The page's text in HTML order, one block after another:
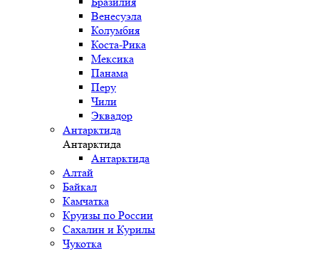
Венесуэла
Колумбия
Коста-Рика
Мексика
Панама
Перу
Чили
Эквадор
Антарктида
Антарктида
Антарктида
Алтай
Байкал
Камчатка
Круизы по России
Сахалин и Курилы
Чукотка